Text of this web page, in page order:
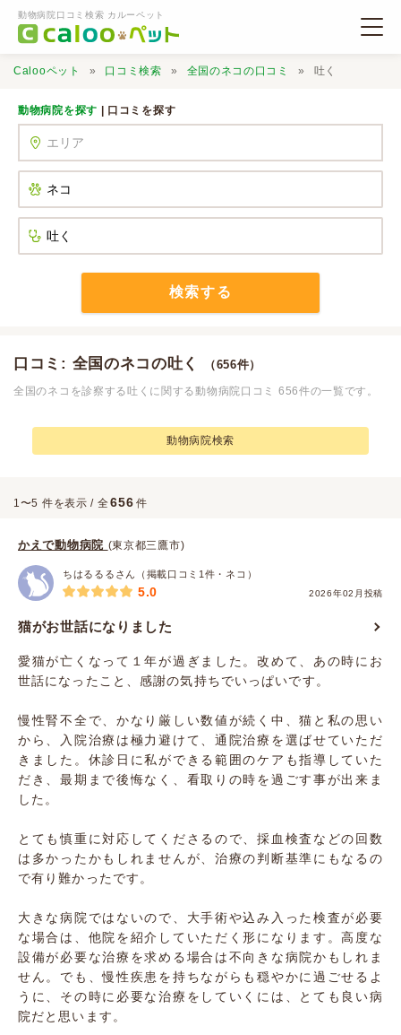
動物病院口コミ検索 カルーペット
口コミ検索
Calooペット 口コミ検索 全国のネコの口コミ 吐く
動物病院を探す | 口コミを探す
検索する
口コミ: 全国のネコの吐く （656件）
全国のネコを診察する吐くに関する動物病院口コミ 656件の一覧です。
動物病院検索
1〜5 件を表示 / 全656 件
かえで動物病院 (東京都三鷹市)
ちはるるるさん（掲載口コミ1件・ネコ）
2026年02月投稿
5.0
猫がお世話になりました
愛猫が亡くなって１年が過ぎました。改めて、あの時にお
世話になったこと、感謝の気持ちでいっぱいです。
慢性腎不全で、かなり厳しい数値が続く中、猫と私の思い
から、入院治療は極力避けて、通院治療を選ばせていただ
きました。休診日に私ができる範囲のケアも指導していた
だき、最期まで後悔なく、看取りの時を過ごす事が出来ま
した。
とても慎重に対応してくださるので、採血検査などの回数
は多かったかもしれませんが、治療の判断基準にもなるの
で有り難かったです。
大きな病院ではないので、大手術や込み入った検査が必要
な場合は、他院を紹介していただく形になります。高度な
設備が必要な治療を求める場合は不向きな病院かもしれま
せん。でも、慢性疾患を持ちながらも穏やかに過ごせるよ
うに、その時に必要な治療をしていくには、とても良い病
院だと思います。